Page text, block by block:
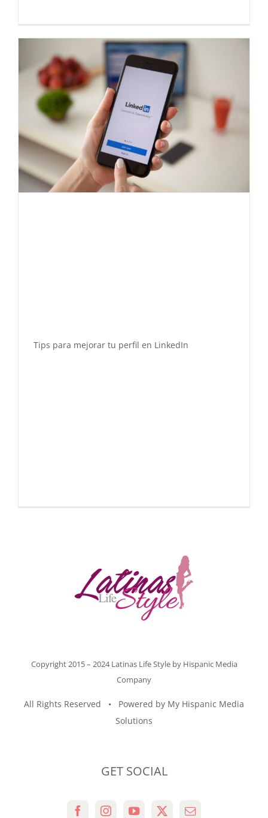
Tips para mejorar tu perfil en LinkedIn
Copyright 2015 – 2024 Latinas Life Style by Hispanic Media
Company
All Rights Reserved • Powered by My Hispanic Media
Solutions
GET SOCIAL